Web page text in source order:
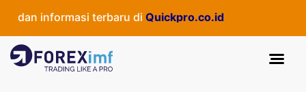
informasi terbaru diQuickpro.co.id